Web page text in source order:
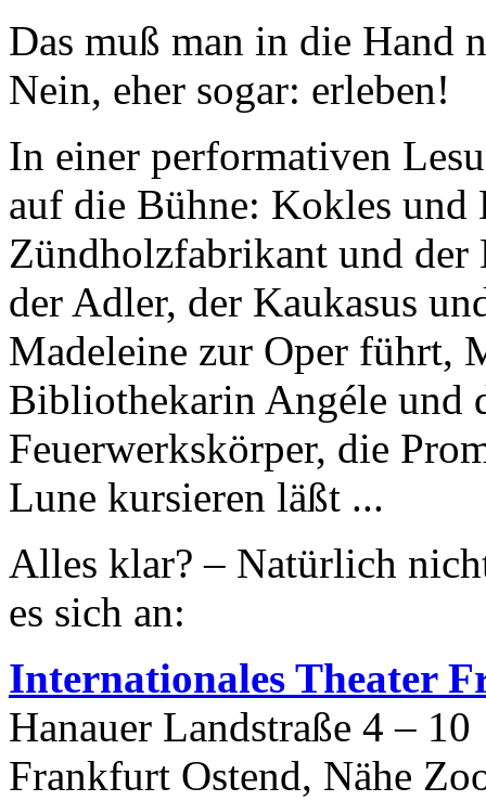
Das muß man in die Hand
Nein, eher sogar: erleben!
In einer performativen
auf die Bühne: Kokles und
Zündholzfabrikant und
der Adler, der Kaukasus
Madeleine zur Oper führt,
Bibliothekarin Angéle und
Feuerwerkskörper, die
Lune kursieren läßt ...
Alles klar? – Natürlich
es sich an:
Internationales Theater
Hanauer Landstraße 4 – 10
Frankfurt Ostend, Nähe